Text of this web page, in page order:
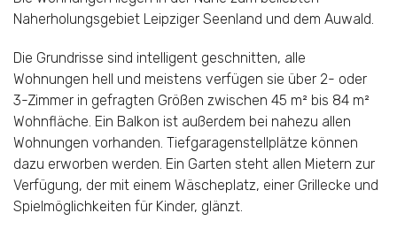
Naherholungsgebiet Leipziger Seenland und dem Auwald.
Die Grundrisse sind intelligent geschnitten, alle
Wohnungen hell und meistens verfügen sie über 2- oder
3-Zimmer in gefragten Größen zwischen 45 m² bis 84 m²
Wohnfläche. Ein Balkon ist außerdem bei nahezu allen
Wohnungen vorhanden. Tiefgaragenstellplätze können
dazu erworben werden. Ein Garten steht allen Mietern zur
Verfügung, der mit einem Wäscheplatz, einer Grillecke und
Spielmöglichkeiten für Kinder, glänzt.